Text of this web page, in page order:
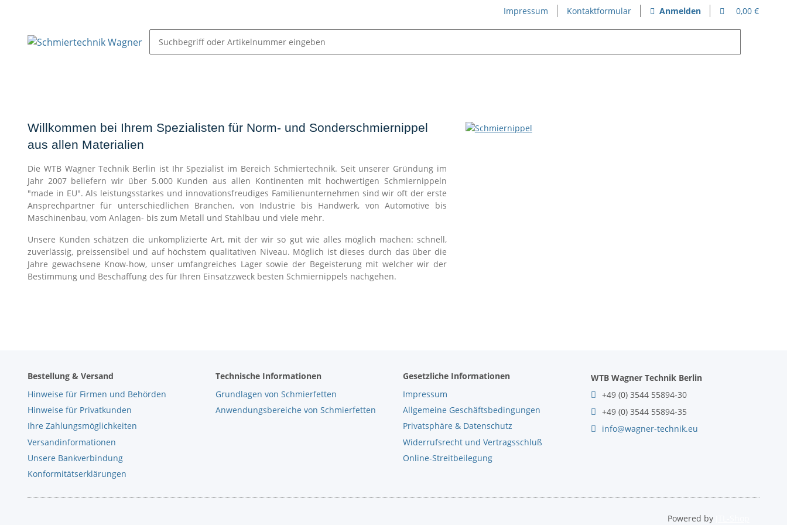
Impressum Kontaktformular Anmelden 0,00 €
Willkommen bei Ihrem Spezialisten für Norm- und Sonderschmiernippel
aus allen Materialien
Die WTB Wagner Technik Berlin ist Ihr Spezialist im Bereich Schmiertechnik. Seit unserer Gründung im
Jahr 2007 beliefern wir über 5.000 Kunden aus allen Kontinenten mit hochwertigen Schmiernippeln
"made in EU". Als leistungsstarkes und innovationsfreudiges Familienunternehmen sind wir oft der erste
Ansprechpartner für unterschiedlichen Branchen, von Industrie bis Handwerk, von Automotive bis
Maschinenbau, vom Anlagen- bis zum Metall und Stahlbau und viele mehr.
Unsere Kunden schätzen die unkomplizierte Art, mit der wir so gut wie alles möglich machen: schnell,
zuverlässig, preissensibel und auf höchstem qualitativen Niveau. Möglich ist dieses durch das über die
Jahre gewachsene Know-how, unser umfangreiches Lager sowie der Begeisterung mit welcher wir der
Bestimmung und Beschaffung des für Ihren Einsatzzweck besten Schmiernippels nachgehen.
Bestellung & Versand
Hinweise für Firmen und Behörden
Hinweise für Privatkunden
Ihre Zahlungsmöglichkeiten
Versandinformationen
Unsere Bankverbindung
Konformitätserklärungen
Technische Informationen
Grundlagen von Schmierfetten
Anwendungsbereiche von Schmierfetten
Gesetzliche Informationen
Impressum
Allgemeine Geschäftsbedingungen
Privatsphäre & Datenschutz
Widerrufsrecht und Vertragsschluß
Online-Streitbeilegung
WTB Wagner Technik Berlin
+49 (0) 3544 55894-30
+49 (0) 3544 55894-35
info@wagner-technik.eu
Powered by